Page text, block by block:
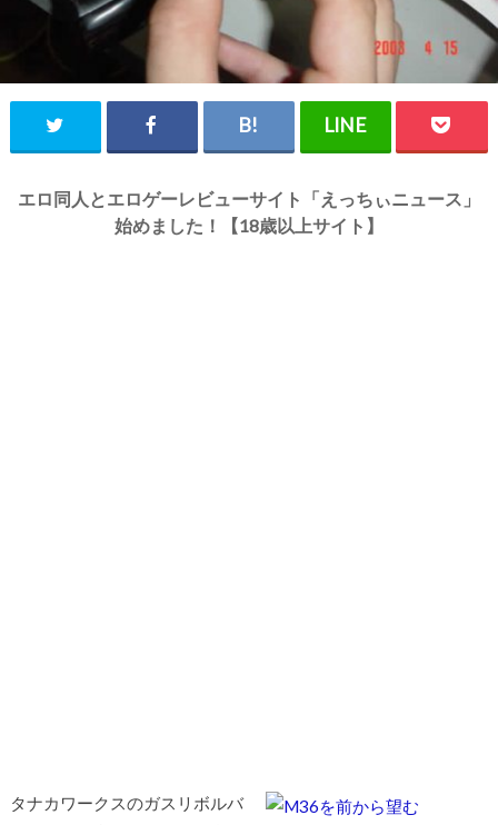
エロ同人とエロゲーレビューサイト「えっちぃニュース」
始めました！【18歳以上サイト】
タナカワークスのガスリボルバ